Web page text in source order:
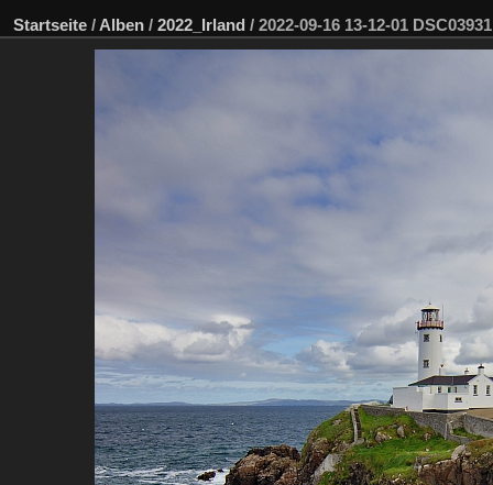
Startseite / Alben / 2022_Irland / 2022-09-16 13-12-01